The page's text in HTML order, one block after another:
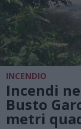
INCENDIO
Incendi
Busto
metri